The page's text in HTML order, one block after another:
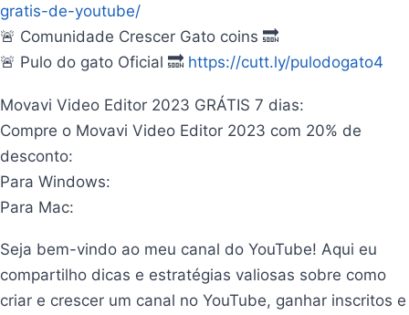
gratis-de-youtube/
🚨 Comunidade Crescer Gato coins 🔜
🚨 Pulo do gato Oficial 🔜 https://cutt.ly/pulodogato4
Movavi Video Editor 2023 GRÁTIS 7 dias:
Compre o Movavi Video Editor 2023 com 20% de
desconto:
Para Windows:
Para Mac:
Seja bem-vindo ao meu canal do YouTube! Aqui eu
compartilho dicas e estratégias valiosas sobre como
criar e crescer um canal no YouTube, ganhar inscritos e